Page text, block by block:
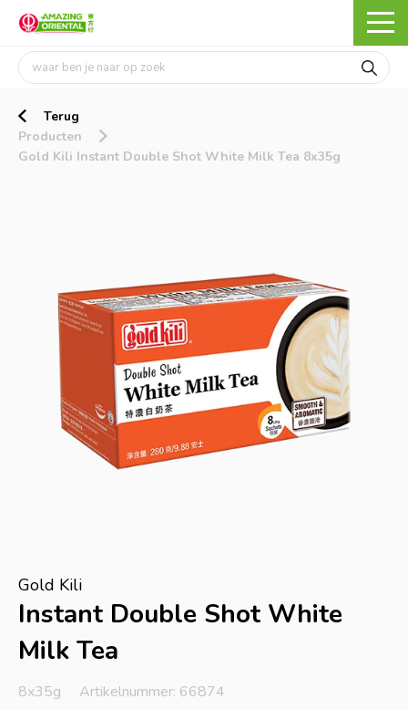
Terug
Producten
Gold Kili Instant Double Shot White Milk Tea 8x35g
Gold Kili
Instant Double Shot White
Milk Tea
8x35g Artikelnummer: 66874